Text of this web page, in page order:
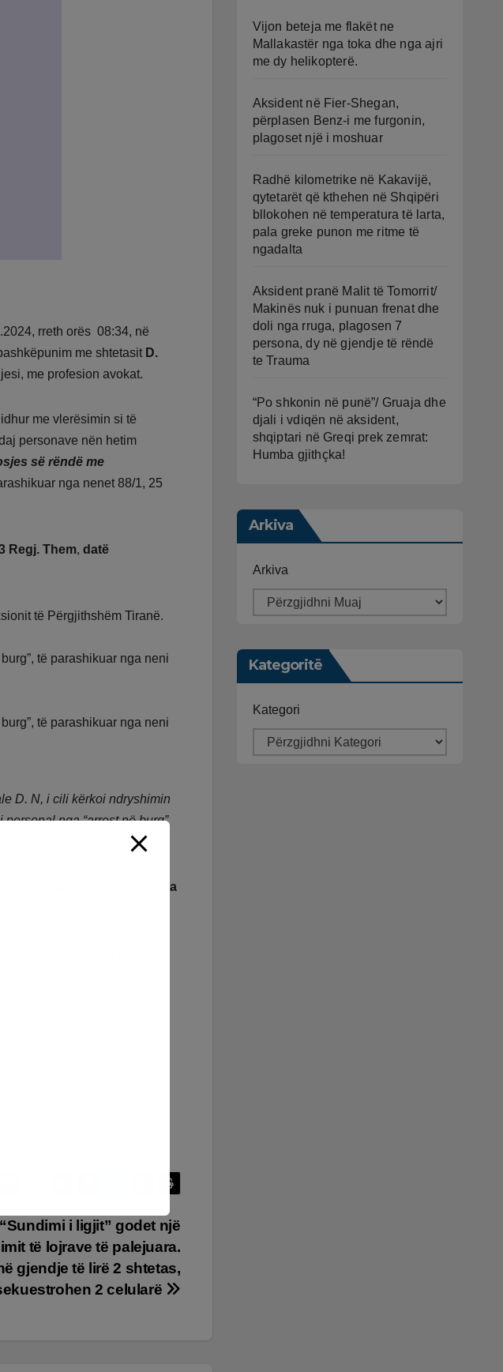
rreth orës 08:34, në
me shtetasit D.
me profesion avokat.
me vlerësimin si të
personave nën hetim
së rëndë me
nga nenet 88/1, 25
Regj. Them, datë
të Përgjithshëm Tiranë.
të parashikuar nga neni
të parashikuar nga neni
D. N, i cili kërkoi ndryshimin
nga “arrest në burg”
Përgjithshëm, e përbërë nga
e Juridiksionit të
i ligjit” godet një
të lojrave të palejuara.
gjendje të lirë 2 shtetas,
2 celularë
Vijon beteja me flakët ne
Mallakastër nga toka dhe nga ajri
me dy helikopterë.
Aksident në Fier-Shegan,
përplasen Benz-i me furgonin,
plagoset një i moshuar
Radhë kilometrike në Kakavijë,
qytetarët që kthehen në Shqipëri
bllokohen në temperatura të larta,
pala greke punon me ritme të
ngadalta
Aksident pranë Malit të Tomorrit/
Makinës nuk i punuan frenat dhe
doli nga rruga, plagosen 7
persona, dy në gjendje të rëndë
te Trauma
“Po shkonin në punë”/ Gruaja dhe
djali i vdiqën në aksident,
shqiptari në Greqi prek zemrat:
Humba gjithçka!
Arkiva
Arkiva
Kategoritë
Kategori